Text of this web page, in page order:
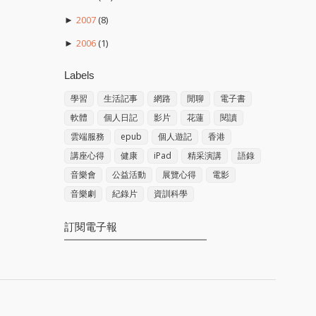
► 2007(8)
► 2006(1)
Labels
學習
生活記事 網路 閒聊
電子書
軟體
個人日記 影片 花蓮
閱讀
雲端服務
epub 個人遊記
香港
講座心得
健康 iPad 精采演講
語錄
音樂會
公益活動 展覽心得
電影
音樂劇
紀錄片 資訓科學
訂閱電子報